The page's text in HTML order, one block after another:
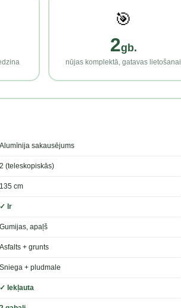
🎯
2gb.
nūjas komplektā, gatavas lietošanai
Alumīnija sakausējums
2 (teleskopiskās)
135 cm
✓ Ir
Gumijas, apaļš
Asfalts + grunts
Sniega + pludmale
✓ Iekļauta